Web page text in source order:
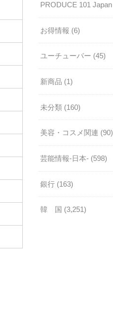
PRODUCE 101 Japan
お得情報 (6)
ユーチューバー (45)
新商品 (1)
未分類 (160)
美容・コスメ関連 (90)
芸能情報-日本- (598)
銀行 (163)
韓 国 (3,251)